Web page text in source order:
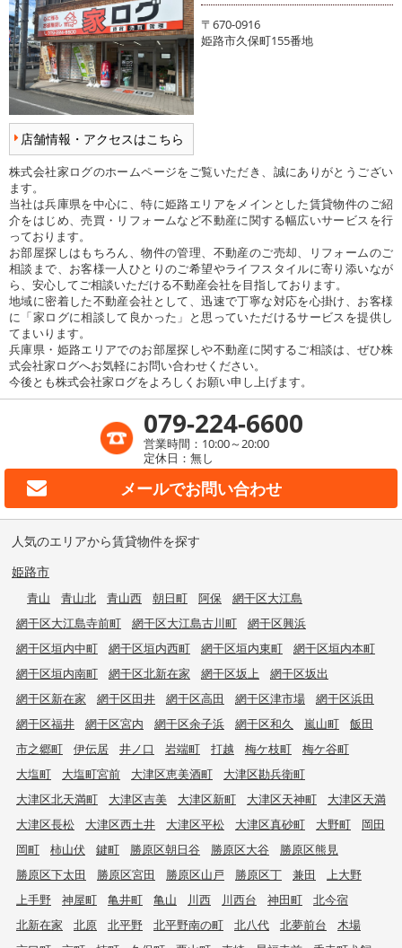
店舗情報・アクセスはこちら
〒670-0916
姫路市久保町155番地
株式会社家ログのホームページをご覧いただき、誠にありがとうござい
ます。
当社は兵庫県を中心に、特に姫路エリアをメインとした賃貸物件のご紹
介をはじめ、売買・リフォームなど不動産に関する幅広いサービスを行
っております。
お部屋探しはもちろん、物件の管理、不動産のご売却、リフォームのご
相談まで、お客様一人ひとりのご希望やライフスタイルに寄り添いなが
ら、安心してご相談いただける不動産会社を目指しております。
地域に密着した不動産会社として、迅速で丁寧な対応を心掛け、お客様
に「家ログに相談して良かった」と思っていただけるサービスを提供し
てまいります。
兵庫県・姫路エリアでのお部屋探しや不動産に関するご相談は、ぜひ株
式会社家ログへお気軽にお問い合わせください。
今後とも株式会社家ログをよろしくお願い申し上げます。
079-224-6600
営業時間：10:00～20:00
定休日：無し
メールでお問い合わせ
人気のエリアから賃貸物件を探す
姫路市
青山 青山北 青山西 朝日町 阿保
網干区大江島
網干区大江島寺前町
網干区大江島古川町
網干区興浜
網干区垣内中町
網干区垣内西町 網干区垣内東町
網干区垣内本町
網干区垣内南町
網干区北新在家 網干区坂上
網干区坂出
網干区新在家
網干区田井 網干区高田 網干区津市場
網干区浜田
網干区福井
網干区宮内 網干区余子浜 網干区和久 嵐山町
飯田
市之郷町
伊伝居 井ノ口 岩端町 打越 梅ケ枝町
梅ケ谷町
大塩町
大塩町宮前 大津区恵美酒町
大津区勘兵衛町
大津区北天満町
大津区吉美 大津区新町 大津区天神町
大津区天満
大津区長松
大津区西土井 大津区平松 大津区真砂町 大野町
岡田
岡町
柿山伏 鍵町 勝原区朝日谷 勝原区大谷
勝原区熊見
勝原区下太田
勝原区宮田 勝原区山戸 勝原区丁 兼田
上大野
上手野
神屋町 亀井町 亀山 川西 川西台 神田町
北今宿
北新在家
北原 北平野 北平野南の町 北八代 北夢前台
木場